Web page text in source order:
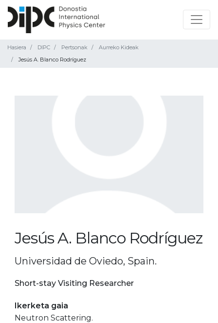
Hasiera DIPC Pertsonak
Aurreko Kideak
Jesús A. Blanco Rodríguez
Jesús A. Blanco Rodríguez
Universidad de Oviedo, Spain.
Short-stay Visiting Researcher
Ikerketa gaia
Neutron Scattering.